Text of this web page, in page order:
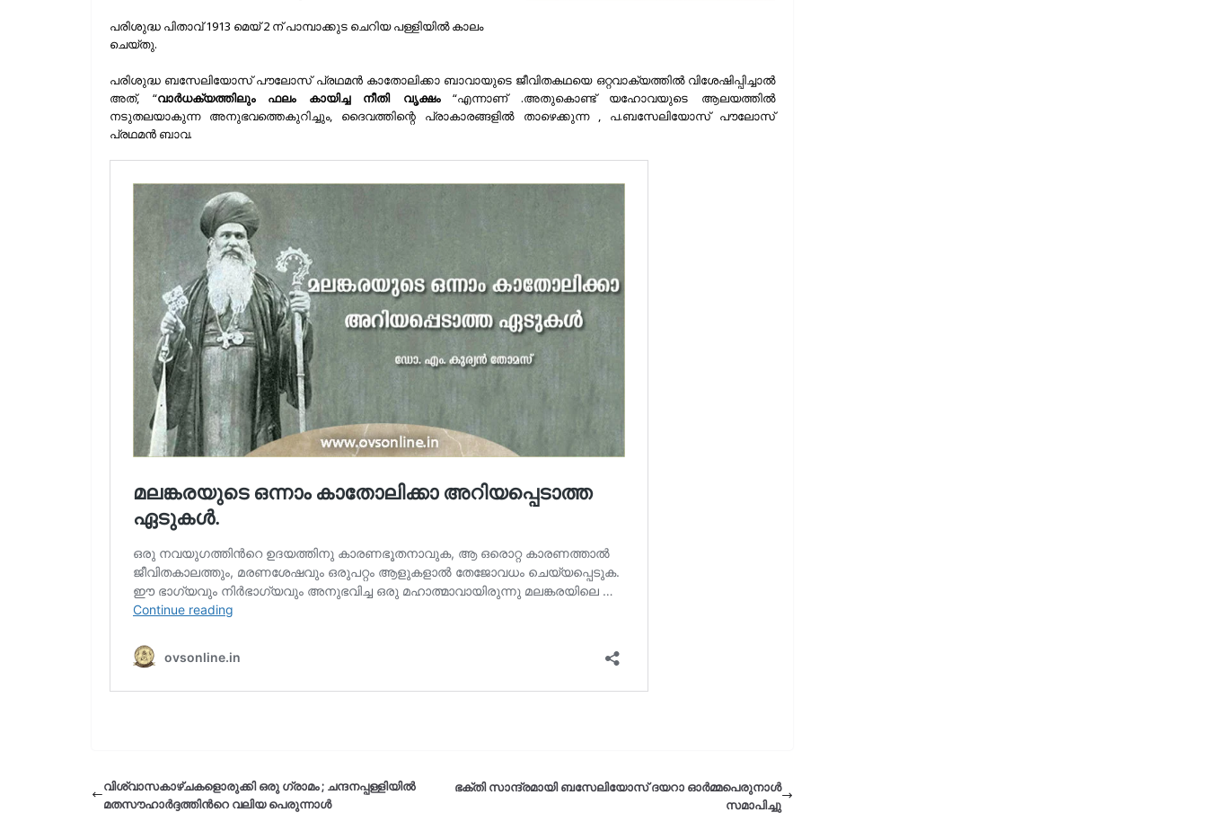
പരിശുദ്ധ പിതാവ് 1913 മെയ് 2 ന് പാമ്പാക്കുട ചെറിയ പള്ളിയിൽ കാലം
ചെയ്തു.
പരിശുദ്ധ ബസേലിയോസ് പൗലോസ്‌ പ്രഥമൻ കാതോലിക്കാ ബാവായുടെ ജീവിതകഥയെ ഒറ്റവാക്യത്തിൽ വിശേഷിപ്പിച്ചാൽ
അത്, “വാർധക്യത്തിലും ഫലം കായിച്ച നീതി വൃക്ഷം“എന്നാണ് .അതുകൊണ്ട് യഹോവയുടെ ആലയത്തിൽ
നടുതലയാകുന്ന അനുഭവത്തെകുറിച്ചും, ദൈവത്തിന്റെ പ്രാകാരങ്ങളിൽ താഴെക്കുന്ന , പ.ബസേലിയോസ് പൗലോസ്‌
പ്രഥമന്‍ ബാവ.
വിശ്വാസകാഴ്ചകളൊരുക്കി ഒരു ഗ്രാമം ; ചന്ദനപ്പള്ളിയിൽ
മതസൗഹാര്‍ദ്ദത്തിന്‍റെ വലിയ പെരുന്നാൾ
ഭക്തി സാന്ദ്രമായി ബസേലിയോസ് ദയറാ ഓർമ്മപെരുനാൾ
സമാപിച്ചു